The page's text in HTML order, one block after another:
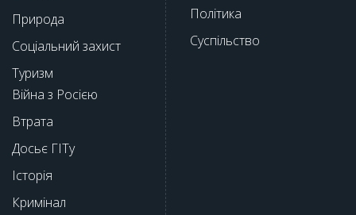
Природа
Соціальний захист
Туризм
Війна з Росією
Втрата
Досьє ГІТу
Історія
Кримінал
Політика
Суспільство